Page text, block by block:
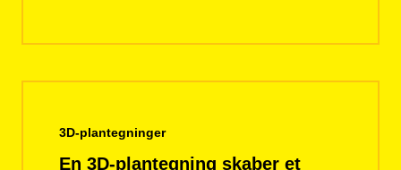
3D-plantegninger
En 3D-plantegning skaber et